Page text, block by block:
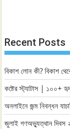
Recent Posts
বিকাশ লোন কী? বিকাশ
কষ্টের স্ট্যাটাস | ১০০+
অনলাইনে জন্ম নিবন্ধন
জুলাই গণঅভ্যুত্থান দিবস